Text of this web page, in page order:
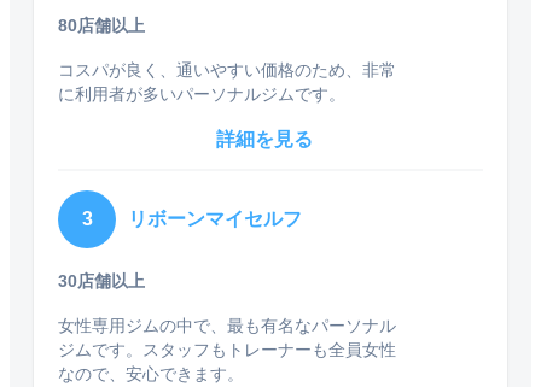
80店舗以上
コスパが良く、通いやすい価格のため、非常
に利用者が多いパーソナルジムです。
詳細を見る
3 リボーンマイセルフ
30店舗以上
女性専用ジムの中で、最も有名なパーソナル
ジムです。スタッフもトレーナーも全員女性
なので、安心できます。